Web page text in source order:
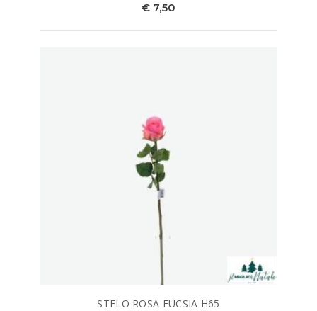
€ 7,50
STELO ROSA FUCSIA H65